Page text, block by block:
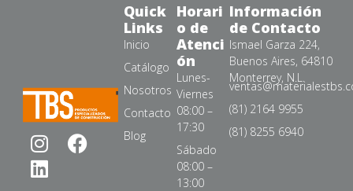
Información
de Contacto
Ismael Garza 224,
Buenos Aires, 64810
Monterrey, N.L.
(81) 2164 9955
(81) 8255 6940
Horari
o de
Atenci
ón
Lunes-
Viernes
08:00 –
17:30
Sábado
08:00 –
13:00
Quick
Links
Inicio
Catálogo
Nosotros
Contacto
Blog